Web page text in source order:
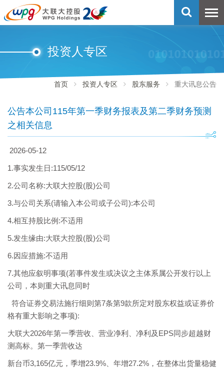
投资人专区
首页 投资人专区 股东服务 重大讯息公告
公告本公司115年第一季财务报表及第二季财务预测
之相关信息
2026-05-12
1.事实发生日:115/05/12
2.公司名称:大联大控股(股)公司
3.与公司关系(请输入本公司或子公司):本公司
4.相互持股比例:不适用
5.发生缘由:大联大控股(股)公司
6.因应措施:不适用
7.其他应叙明事项(若事件发生或决议之主体系属公开发行以上
公司，本则重大讯息同时
符合证券交易法施行细则第7条第9款所定对股东权益或证券价
格有重大影响之事项):
大联大2026年第一季营收、营业净利、净利及EPS同步超越财
测高标。第一季营收达
新台币3,165亿元，季增23.9%、年增27.2%，在整体出货量稳健